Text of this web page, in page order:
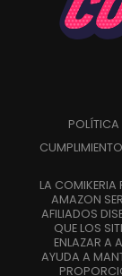
LA COMIKERIA
AMAZON
AFILIADOS
QUE LOS
ENLAZAR A
AYUDA A